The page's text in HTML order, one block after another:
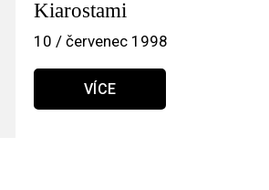
Kiarostami
10 / červenec 1998
VÍCE